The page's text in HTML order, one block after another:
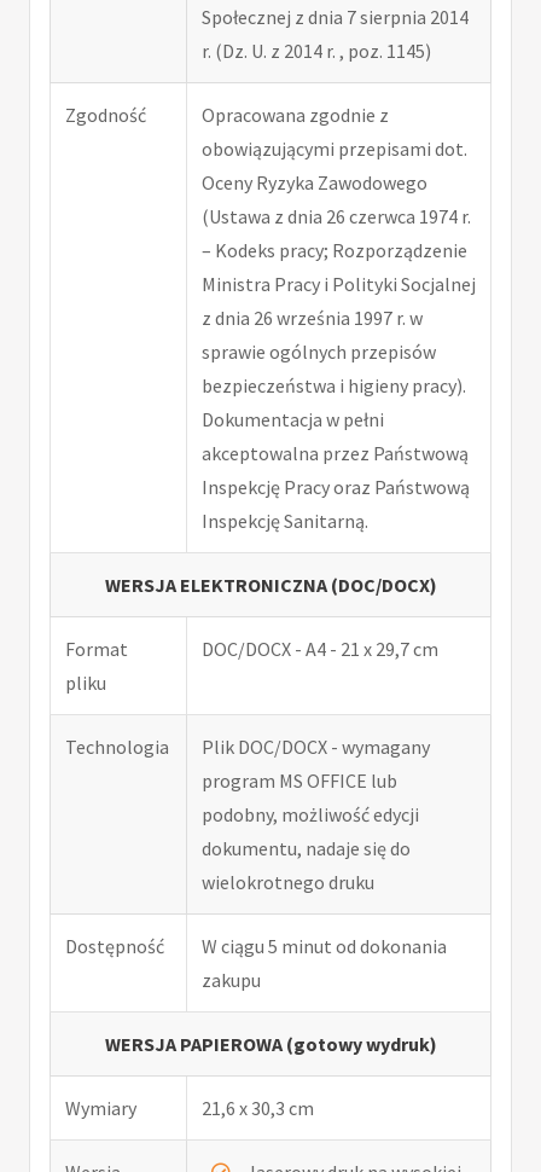
Społecznej z dnia 7 sierpnia 2014
r. (Dz. U. z 2014 r. , poz. 1145)
Zgodność
Opracowana zgodnie z
obowiązującymi przepisami dot.
Oceny Ryzyka Zawodowego
(Ustawa z dnia 26 czerwca 1974 r.
– Kodeks pracy; Rozporządzenie
Ministra Pracy i Polityki Socjalnej
z dnia 26 września 1997 r. w
sprawie ogólnych przepisów
bezpieczeństwa i higieny pracy).
Dokumentacja w pełni
akceptowalna przez Państwową
Inspekcję Pracy oraz Państwową
Inspekcję Sanitarną.
WERSJA ELEKTRONICZNA (DOC/DOCX)
Format
pliku
DOC/DOCX - A4 - 21 x 29,7 cm
Technologia
Plik DOC/DOCX - wymagany
program MS OFFICE lub
podobny, możliwość edycji
dokumentu, nadaje się do
wielokrotnego druku
Dostępność
W ciągu 5 minut od dokonania
zakupu
WERSJA PAPIEROWA (gotowy wydruk)
Wymiary 21,6 x 30,3 cm